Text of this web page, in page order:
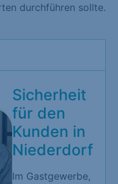
durchführen sollte.
Sicherheit
für den
Kunden in
Niederdorf
Im Gastgewerbe,